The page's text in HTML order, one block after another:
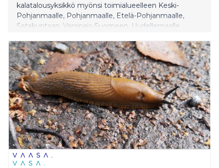
kalatalousyksikkö myönsi toimialueelleen Keski-
Pohjanmaalle, Pohjanmaalle, Etelä-Pohjanmaalle,
Satakuntaan, Varsinais-Suomeen, Uudellemaalle,
yhteensä noin 2,26 miljoonaa euroa kalatalouden
edistämisvaroja. Varat ovat kertyneet kalastajien
maksamista valtion kalastonhoitomaksuista.